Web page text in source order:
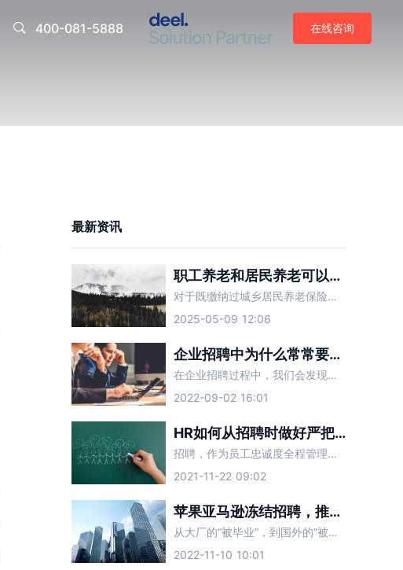
 400-081-5888 在线咨询
最新资讯
职工养老和居民养老可以合并吗？
对于既缴纳过城乡居民养老保险又缴纳过职工养老保险的人而言，两种养老保险可以合并吗？
2025-05-09 12:06
企业招聘中为什么常常要求具备一定的抗压能力？
在企业招聘过程中，我们会发现不同的企业有不同的就业要求。大多数职位都需要吃苦，需要吃苦“具有一定的抗压能力”。有些招聘单位有这个要求的原因是什么？
2022-09-02 16:01
HR如何从招聘时做好严把员工忠诚度
招聘，作为员工忠诚度全程管理的第一站，是员工进入企业的“过滤器”，其“过滤”效果的好坏直接影响着后续阶段忠诚度管理的难度。因此，在招聘过程中，要以忠诚度为导向。
2021-11-22 09:02
苹果亚马逊冻结招聘，推特人力副总监被裁：招聘HR该怎么办？
从大厂的“被毕业”，到国外的“被裁员”，今年的裁员风波愈演愈烈，寒气已经传递到了每一个职场打工人。在这样的背景下，企业的招聘HR们，同样面临着裁员的境况。当公司业务开始收缩，不需要对外招聘时，招聘HR
2022-11-10 10:01